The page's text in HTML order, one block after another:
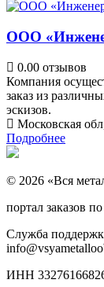
ООО
0.00 отзывов
Компания
заказ из
эскизов.
Московская
Подробнее
© 2026 «Вся
портал заказов
Служба
ИНН